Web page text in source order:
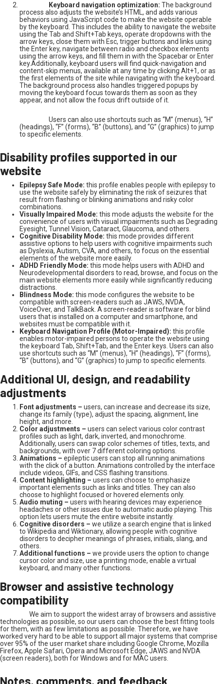
Keyboard navigation optimization: The background
process also adjusts the website’s HTML, and adds various
behaviors using JavaScript code to make the website operable
by the keyboard. This includes the ability to navigate the website
using the Tab and Shift+Tab keys, operate dropdowns with the
arrow keys, close them with Esc, trigger buttons and links using
the Enter key, navigate between radio and checkbox elements
using the arrow keys, and fill them in with the Spacebar or Enter
key.Additionally, keyboard users will find quick-navigation and
content-skip menus, available at any time by clicking Alt+1, or as
the first elements of the site while navigating with the keyboard.
The background process also handles triggered popups by
moving the keyboard focus towards them as soon as they
appear, and not allow the focus drift outside of it.
Users can also use shortcuts such as “M” (menus), “H”
(headings), “F” (forms), “B” (buttons), and “G” (graphics) to jump
to specific elements.
Disability profiles supported in our
website
Epilepsy Safe Mode: this profile enables people with epilepsy to
use the website safely by eliminating the risk of seizures that
result from flashing or blinking animations and risky color
combinations.
Visually Impaired Mode: this mode adjusts the website for the
convenience of users with visual impairments such as Degrading
Eyesight, Tunnel Vision, Cataract, Glaucoma, and others.
Cognitive Disability Mode: this mode provides different
assistive options to help users with cognitive impairments such
as Dyslexia, Autism, CVA, and others, to focus on the essential
elements of the website more easily.
ADHD Friendly Mode: this mode helps users with ADHD and
Neurodevelopmental disorders to read, browse, and focus on the
main website elements more easily while significantly reducing
distractions.
Blindness Mode: this mode configures the website to be
compatible with screen-readers such as JAWS, NVDA,
VoiceOver, and TalkBack. A screen-reader is software for blind
users that is installed on a computer and smartphone, and
websites must be compatible with it.
Keyboard Navigation Profile (Motor-Impaired): this profile
enables motor-impaired persons to operate the website using
the keyboard Tab, Shift+Tab, and the Enter keys. Users can also
use shortcuts such as “M” (menus), “H” (headings), “F” (forms),
“B” (buttons), and “G” (graphics) to jump to specific elements.
Additional UI, design, and readability
adjustments
Font adjustments – users, can increase and decrease its size,
change its family (type), adjust the spacing, alignment, line
height, and more.
Color adjustments – users can select various color contrast
profiles such as light, dark, inverted, and monochrome.
Additionally, users can swap color schemes of titles, texts, and
backgrounds, with over 7 different coloring options.
Animations – epileptic users can stop all running animations
with the click of a button. Animations controlled by the interface
include videos, GIFs, and CSS flashing transitions.
Content highlighting – users can choose to emphasize
important elements such as links and titles. They can also
choose to highlight focused or hovered elements only.
Audio muting – users with hearing devices may experience
headaches or other issues due to automatic audio playing. This
option lets users mute the entire website instantly.
Cognitive disorders – we utilize a search engine that is linked
to Wikipedia and Wiktionary, allowing people with cognitive
disorders to decipher meanings of phrases, initials, slang, and
others.
Additional functions – we provide users the option to change
cursor color and size, use a printing mode, enable a virtual
keyboard, and many other functions.
Browser and assistive technology
compatibility
We aim to support the widest array of browsers and assistive
technologies as possible, so our users can choose the best fitting tools
for them, with as few limitations as possible. Therefore, we have
worked very hard to be able to support all major systems that comprise
over 95% of the user market share including Google Chrome, Mozilla
Firefox, Apple Safari, Opera and Microsoft Edge, JAWS and NVDA
(screen readers), both for Windows and for MAC users.
Notes, comments, and feedback